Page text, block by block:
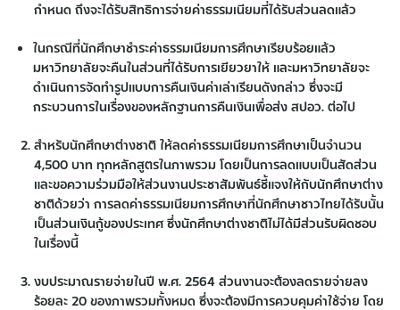
กำหนด ถึงจะได้รับสิทธิการจ่ายค่าธรรมเนียมที่ได้รับส่วนลดแล้ว
ในกรณีที่นักศึกษาชำระค่าธรรมเนียมการศึกษาเรียบร้อยแล้ว
มหาวิทยาลัยจะคืนในส่วนที่ได้รับการเยียวยาให้ และมหาวิทยาลัยจะ
ดำเนินการจัดทำรูปแบบการคืนเงินค่าเล่าเรียนดังกล่าว ซึ่งจะมี
กระบวนการในเรื่องของหลักฐานการคืนเงินเพื่อส่ง สปอว. ต่อไป
สำหรับนักศึกษาต่างชาติ ให้ลดค่าธรรมเนียมการศึกษาเป็นจำนวน
4,500 บาท ทุกหลักสูตรในภาพรวม โดยเป็นการลดแบบเป็นสัดส่วน
และขอความร่วมมือให้ส่วนงานประชาสัมพันธ์ชี้แจงให้กับนักศึกษาต่าง
ชาติด้วยว่า การลดค่าธรรมเนียมการศึกษาที่นักศึกษาชาวไทยได้รับนั้น
เป็นส่วนเงินกู้ของประเทศ ซึ่งนักศึกษาต่างชาติไม่ได้มีส่วนรับผิดชอบ
ในเรื่องนี้
งบประมาณรายจ่ายในปี พ.ศ. 2564 ส่วนงานจะต้องลดรายจ่ายลง
ร้อยละ 20 ของภาพรวมทั้งหมด ซึ่งจะต้องมีการควบคุมค่าใช้จ่าย โดย